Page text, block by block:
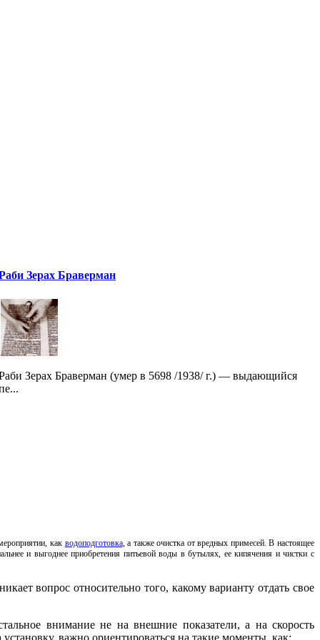
Зерах Браверман
Зерах Браверман (умер в 5698 /1938/ г.) — выдающийся
как водоподготовка, а также очистка от вредных примесей. В настоящее
и выгоднее приобретения питьевой воды в бутылях, ее кипячения и чистки с
вопрос относительно того, какому варианту отдать свое
внимание не на внешние показатели, а на скорость